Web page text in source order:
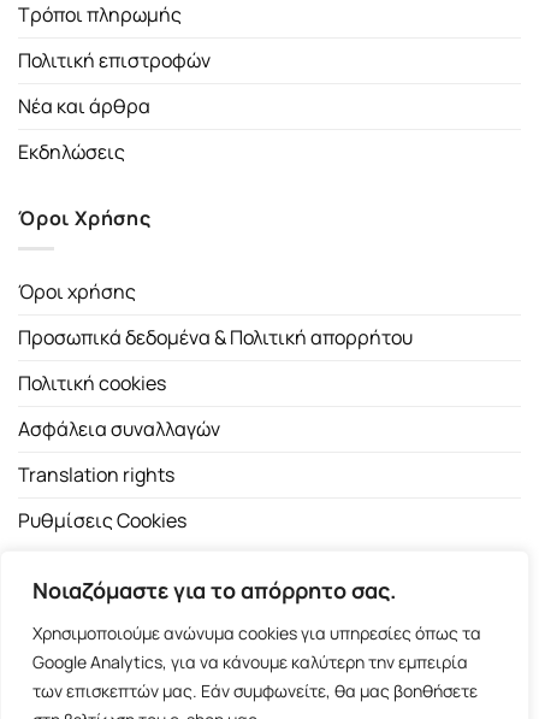
Νοιαζόμαστε για το απόρρητο σας.
Χρησιμοποιούμε ανώνυμα cookies για υπηρεσίες όπως τα
Google Analytics, για να κάνουμε καλύτερη την εμπειρία
των επισκεπτών μας. Εάν συμφωνείτε, θα μας βοηθήσετε
Τρόποι πληρωμής
Πολιτική επιστροφών
Νέα και άρθρα
Εκδηλώσεις
Όροι Χρήσης
Όροι χρήσης
Προσωπικά δεδομένα & Πολιτική απορρήτου
Πολιτική cookies
Ασφάλεια συναλλαγών
Translation rights
Ρυθμίσεις Cookies
Copyright 2026 ©Εκδοτικός Οίκος Α.Α. Λιβάνη| All rights